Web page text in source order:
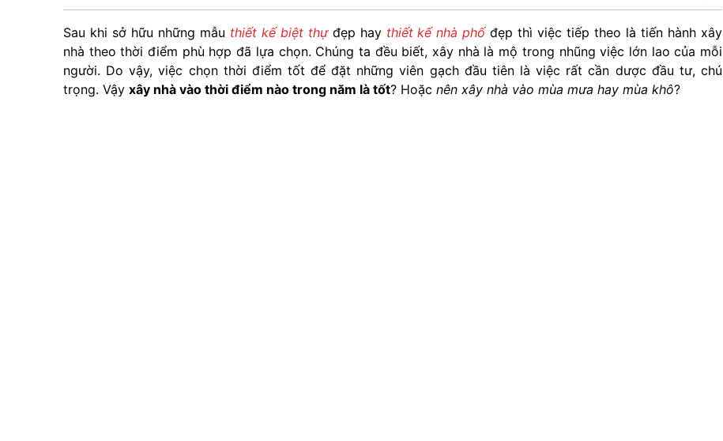
Sau khi sở hữu những mẫu thiết kế biệt thựđẹp hay thiết kế nhà phốđẹp thì việc tiếp theo là tiến hành xây
nhà theo thời điểm phù hợp đã lựa chọn. Chúng ta đều biết, xây nhà là mộ trong nhũng việc lớn lao của mỗi
người. Do vậy, việc chọn thời điểm tốt để đặt những viên gạch đầu tiên là việc rất cần dược đầu tư, chú
trọng. Vậy xây nhà vào thời điểm nào trong năm là tốt? Hoặc nên xây nhà vào mùa mưa hay mùa khô?